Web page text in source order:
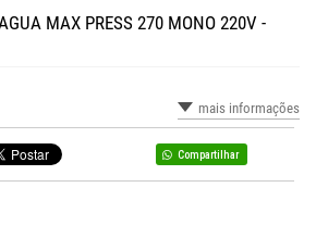
MAX PRESS 270 MONO 220V -
mais informações
Compartilhar